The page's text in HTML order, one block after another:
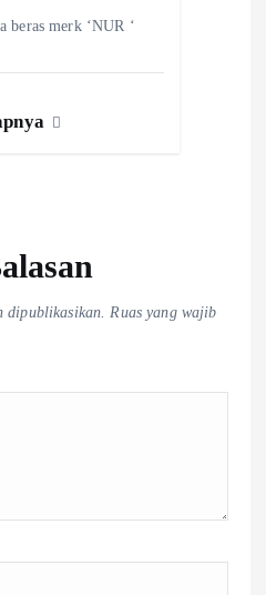
beras merk ‘NUR ‘
dipublikasikan. Ruas yang wajib